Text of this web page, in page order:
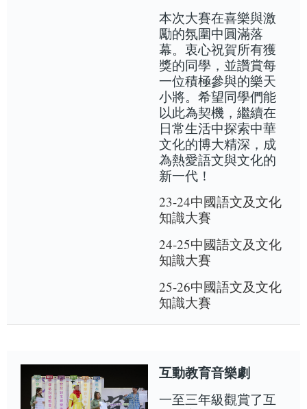
本次大賽在喜樂與激
勵的氛圍中圓滿落
幕。衷心祝賀所有獲
獎的同學，並讚賞每
一位積極參與的樂天
小將。希望同學們能
以此為契機，繼續在
日常生活中探索中華
文化的博大精深，成
為熱愛語文與文化的
新一代！
23-24中國語文及文化
知識大賽
24-25中國語文及文化
知識大賽
25-26中國語文及文化
知識大賽
互動教育音樂劇
一至三年級觀賞了互